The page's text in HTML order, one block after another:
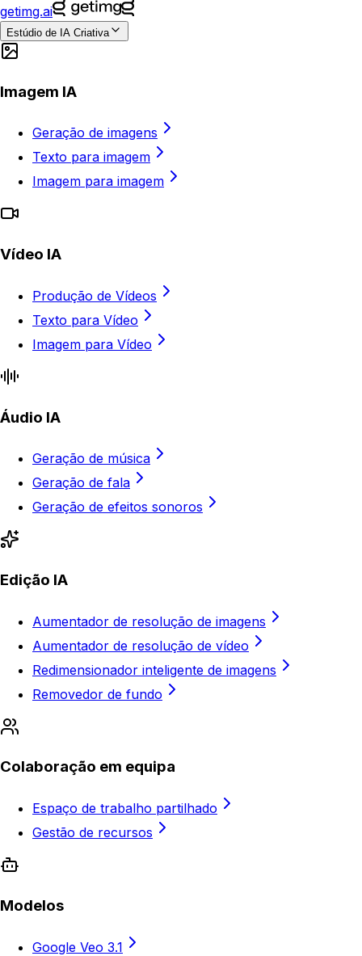
getimg.ai
Estúdio de IA Criativa
Imagem IA
Geração de imagens
Texto para imagem
Imagem para imagem
Vídeo IA
Produção de Vídeos
Texto para Vídeo
Imagem para Vídeo
Áudio IA
Geração de música
Geração de fala
Geração de efeitos sonoros
Edição IA
Aumentador de resolução de imagens
Aumentador de resolução de vídeo
Redimensionador inteligente de imagens
Removedor de fundo
Colaboração em equipa
Espaço de trabalho partilhado
Gestão de recursos
Modelos
Google Veo 3.1